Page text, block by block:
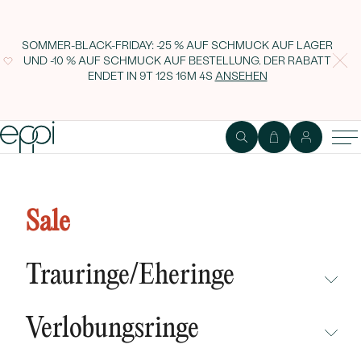
SOMMER-BLACK-FRIDAY: -25 % AUF SCHMUCK AUF LAGER
UND -10 % AUF SCHMUCK AUF BESTELLUNG. DER RABATT
ENDET IN 9T 12S 16M 3S ANSEHEN
Sale
Trauringe/Eheringe
NEUHEITEN
Verlobungsringe
Diamanten Oana